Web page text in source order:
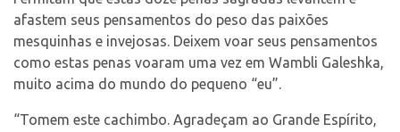
afastem seus pensamentos do peso das paixões
mesquinhas e invejosas. Deixem voar seus pensamentos
como estas penas voaram uma vez em Wambli Galeshka,
muito acima do mundo do pequeno “eu”.
“Tomem este cachimbo. Agradeçam ao Grande Espírito,